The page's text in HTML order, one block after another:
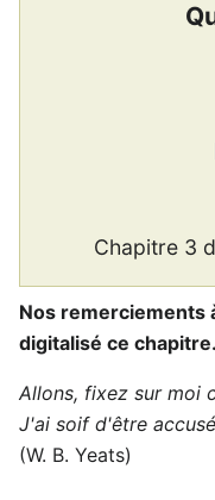
Chapitre 3
Nos remerciements
digitalisé ce chapitre.
Allons, fixez sur moi
J'ai soif d'être accusé
(W. B. Yeats)